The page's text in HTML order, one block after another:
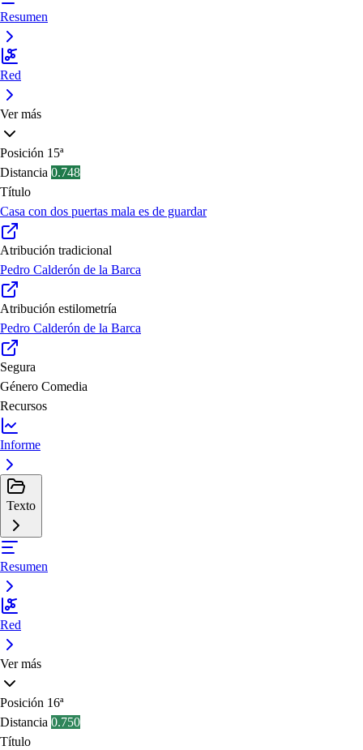
Resumen
Red
Ver más
Posición 15ª
Distancia 0.748
Título
Casa con dos puertas mala es de guardar
Atribución tradicional
Pedro Calderón de la Barca
Atribución estilometría
Pedro Calderón de la Barca
Segura
Género Comedia
Recursos
Informe
Texto
Resumen
Red
Ver más
Posición 16ª
Distancia 0.750
Título